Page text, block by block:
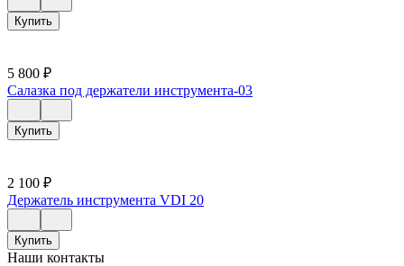
Купить
5 800 ₽
Салазка под держатели инструмента-03
Купить
2 100 ₽
Держатель инструмента VDI 20
Купить
Наши контакты